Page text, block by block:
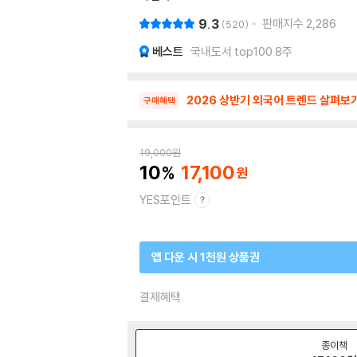
9.3 520 판매지수 2,286
베스트 국내도서 top100 8주
구매혜택 2026 상반기 외국어 트렌드 살펴
19,000원
10 17,100
YES포인트
앱 다운 시 1천원 상품권
결제혜택
종이책